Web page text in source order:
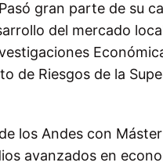
gran parte de su
del mercado
de Riesgos de la
los Andes con
avanzados en